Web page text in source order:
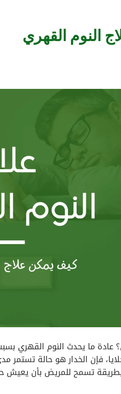
النوم القهري
ما يحدث النوم القهري
فإن الخدار هو حالة تستمر
تسمح للمريض بأن يعيش